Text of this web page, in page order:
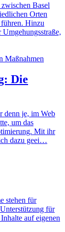
Basel
Orten
Hinzu
Die
denn je, im Web
um das
Mit ihr
dazu geei…
stehen für
für
auf eigenen